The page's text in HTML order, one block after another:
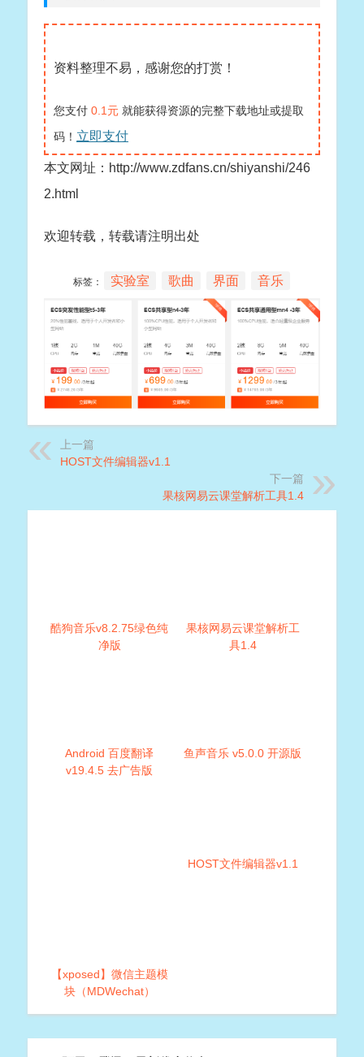
资料整理不易，感谢您的打赏！
您支付 0.1元 就能获得资源的完整下载地址或提取
码！ 立即支付
本文网址：http://www.zdfans.cn/shiyanshi/246
2.html
欢迎转载，转载请注明出处
标签： 实验室 歌曲 界面 音乐
上一篇
HOST文件编辑器v1.1
下一篇
果核网易云课堂解析工具1.4
酷狗音乐v8.2.75绿色纯
净版
果核网易云课堂解析工
具1.4
Android 百度翻译
v19.4.5 去广告版
鱼声音乐 v5.0.0 开源版
HOST文件编辑器v1.1
【xposed】微信主题模
块（MDWechat）